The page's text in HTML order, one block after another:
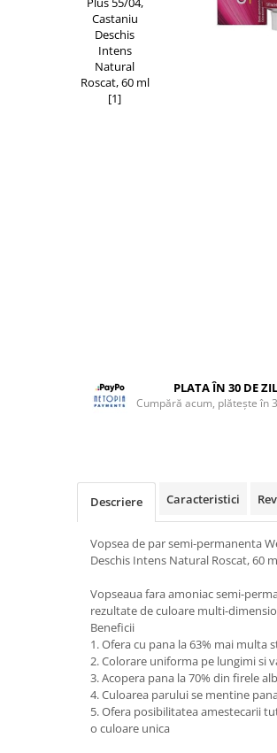
PLATA ÎN 30 DE
Cumpără acum, plătește în
Descriere Caracteristici
Vopsea de par semi-permanenta
Deschis Intens Natural Roscat, 60
Vopseaua fara amoniac semi-
rezultate de culoare multi-
Beneficii
1. Ofera cu pana la 63% mai multa
2. Colorare uniforma pe lungimi si
3. Acopera pana la 70% din firele
4. Culoarea parului se mentine
5. Ofera posibilitatea amestecarii
o culoare unica